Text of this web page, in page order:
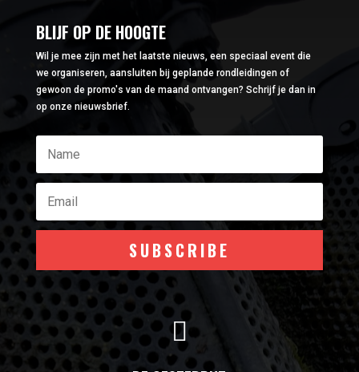
BLIJF OP DE HOOGTE
Wil je mee zijn met het laatste nieuws, een speciaal event die
we organiseren, aansluiten bij geplande rondleidingen of
gewoon de promo's van de maand ontvangen? Schrijf je dan in
op onze nieuwsbrief.
SUBSCRIBE
